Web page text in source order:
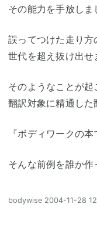
その能力を手放しま
誤ってつけた走り方
世代を超え抜け出せ
そのようなことが起
翻訳対象に精通した
『ボディワークの
そんな前例を誰か作
bodywise 2004-11-28